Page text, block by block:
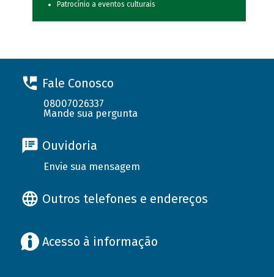
Patrocínio a eventos culturais
Fale Conosco
08007026337
Mande sua pergunta
Ouvidoria
Envie sua mensagem
Outros telefones e endereços
Acesso à informação